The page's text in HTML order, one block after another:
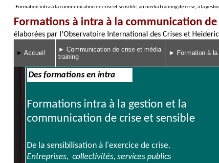
Formation intra à la communication de crise et sensible, au media training de crise, à la
Formations à intra à la communication
élaborées par l'Observatoire International des Crises et
► Accueil ► Communication de crise et média
training
► Formation à
Des formations en intra
Formations intra à la gestion et la
communication de crise et sensible
De la sensibilisation à l'exercice de crise.
Entreprises, collectivités, services publics